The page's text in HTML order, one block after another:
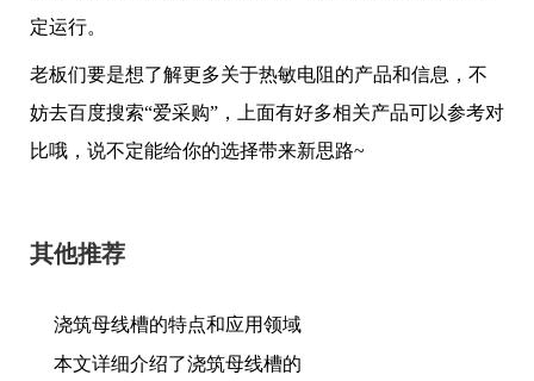
定运行。
老板们要是想了解更多关于热敏电阻的产品和信息，不
妨去百度搜索“爱采购”，上面有好多相关产品可以参考对
比哦，说不定能给你的选择带来新思路~
其他推荐
浇筑母线槽的特点和应用领域
本文详细介绍了浇筑母线槽的